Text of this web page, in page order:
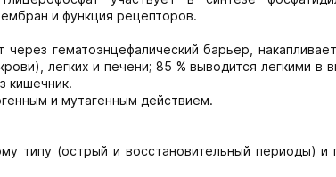
и функция рецепторов.
гематоэнцефалический барьер,
легких и печени; 85 % выводится легкими в
кишечник.
и мутагенным действием.
типу (острый и восстановительный периоды) и